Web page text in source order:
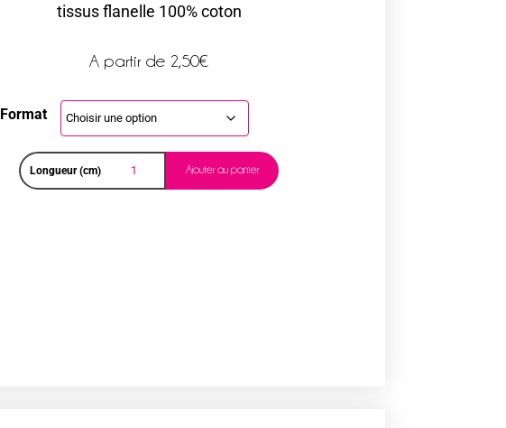
tissus flanelle 100% coton
A partir de 2,50€
Format
Longueur (cm) Ajouter au panier